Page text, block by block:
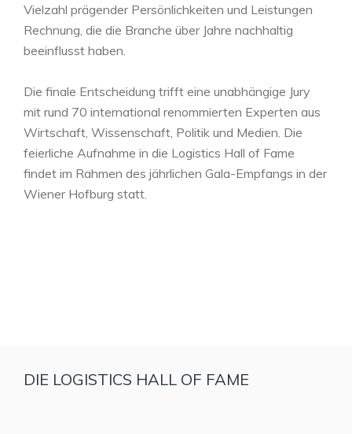
Vielzahl prägender Persönlichkeiten und Leistungen
Rechnung, die die Branche über Jahre nachhaltig
beeinflusst haben.
Die finale Entscheidung trifft eine unabhängige Jury
mit rund 70 international renommierten Experten aus
Wirtschaft, Wissenschaft, Politik und Medien. Die
feierliche Aufnahme in die Logistics Hall of Fame
findet im Rahmen des jährlichen Gala-Empfangs in der
Wiener Hofburg statt.
DIE LOGISTICS HALL OF FAME